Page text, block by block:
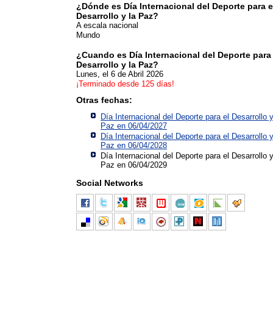
¿Dónde es Día Internacional del Deporte para
Desarrollo y la Paz?
A escala nacional
Mundo
¿Cuando es Día Internacional del Deporte para
Desarrollo y la Paz?
Lunes, el 6 de Abril 2026
¡Terminado desde 125 días!
Otras fechas:
Día Internacional del Deporte para el Desarrollo
Paz en 06/04/2027
Día Internacional del Deporte para el Desarrollo
Paz en 06/04/2028
Día Internacional del Deporte para el Desarrollo
Paz en 06/04/2029
Social Networks